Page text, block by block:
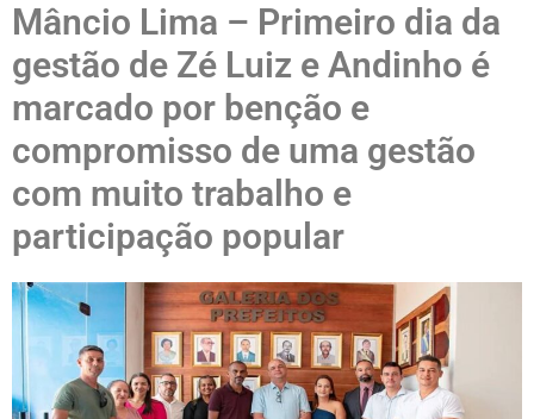
Mâncio Lima – Primeiro dia da
gestão de Zé Luiz e Andinho é
marcado por benção e
compromisso de uma gestão
com muito trabalho e
participação popular